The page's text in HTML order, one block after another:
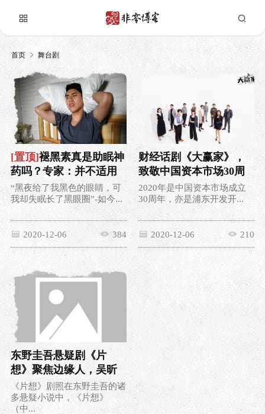
首页 舞台剧
[置顶]褪黑素真是助眠神
药吗？专家：并不适用
于所有失眠
“黑夜给了我黑色的眼睛，可
我却失眠长了黑眼圈”-如今...
2020-12-06 384
财经话剧《大赢家》，
致敬中国资本市场30周
年
2020年是中国资本市场成立
30周年，亦是浦东开发开...
2020-12-06 210
东野圭吾悬疑剧《片
想》聚焦边缘人，吴昕
首次主演话剧
《片想》剧照在东野圭吾的诸
多悬疑小说中，《片想》
（中...